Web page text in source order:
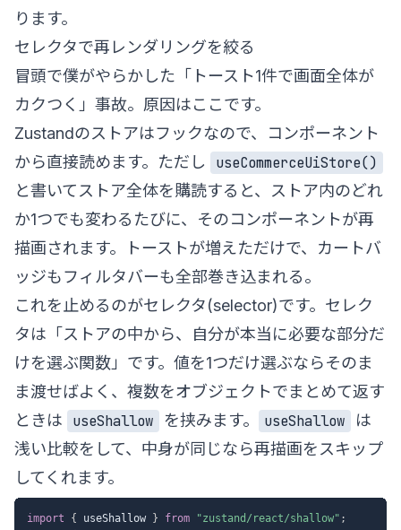
ります。
セレクタで再レンダリングを絞る
冒頭で僕がやらかした「トースト1件で画面全体が
カクつく」事故。原因はここです。
Zustandのストアはフックなので、コンポーネント
から直接読めます。ただし
useCommerceUiStore()
と書いてストア全体を購読すると、ストア内のどれ
か1つでも変わるたびに、そのコンポーネントが再
描画されます。トーストが増えただけで、カートバ
ッジもフィルタバーも全部巻き込まれる。
これを止めるのがセレクタ(selector)です。セレク
タは「ストアの中から、自分が本当に必要な部分だ
けを選ぶ関数」です。値を1つだけ選ぶならそのま
ま渡せばよく、複数をオブジェクトでまとめて返す
ときは
useShallow を挟みます。 useShallow
は
浅い比較をして、中身が同じなら再描画をスキップ
してくれます。
import { useShallow } from "zustand/react/shallow" ;